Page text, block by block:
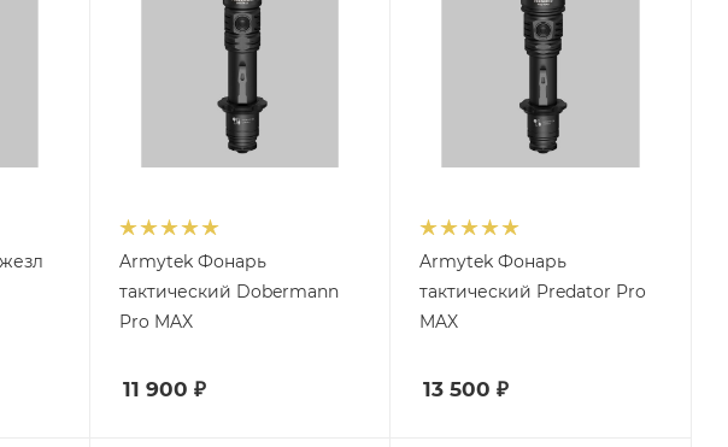
Armytek Фонарь
тактический Dobermann
Pro MAX
11 900 ₽
Armytek Фонарь
тактический Predator Pro
MAX
13 500 ₽